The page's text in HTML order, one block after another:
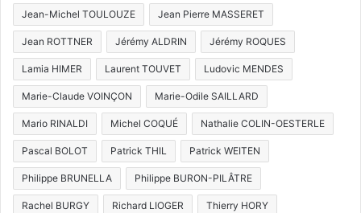
Jean-Michel TOULOUZE Jean Pierre MASSERET
Jean ROTTNER Jérémy ALDRIN Jérémy ROQUES
Lamia HIMER Laurent TOUVET Ludovic MENDES
Marie-Claude VOINÇON Marie-Odile SAILLARD
Mario RINALDI Michel COQUÉ Nathalie COLIN-OESTERLE
Pascal BOLOT Patrick THIL Patrick WEITEN
Philippe BRUNELLA Philippe BURON-PILÂTRE
Rachel BURGY Richard LIOGER Thierry HORY